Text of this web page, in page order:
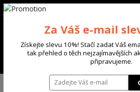
+420 702 136 620
ŠATY
Yakuza dámské
Za Váš e-mail
Získejte slevu 10%! Stačí zadat Váš
tak přehled o těch nejzajímavějších
připravujeme.